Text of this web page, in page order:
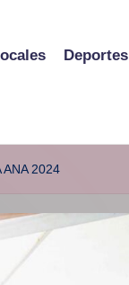
Deportes
ANA 2024